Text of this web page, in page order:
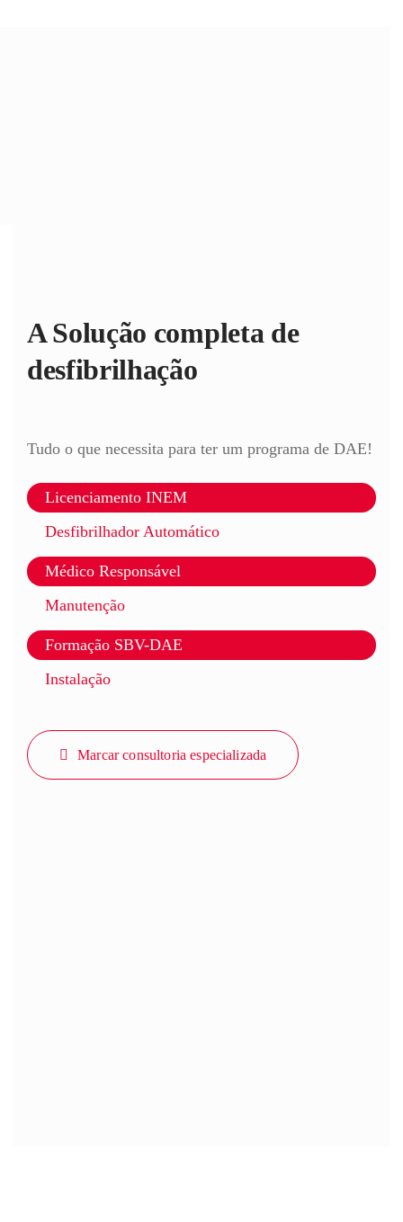
A Solução completa de
desfibrilhação
Tudo o que necessita para ter um programa de DAE!
Licenciamento INEM
Desfibrilhador Automático
Médico Responsável
Manutenção
Formação SBV-DAE
Instalação
Marcar consultoria especializada